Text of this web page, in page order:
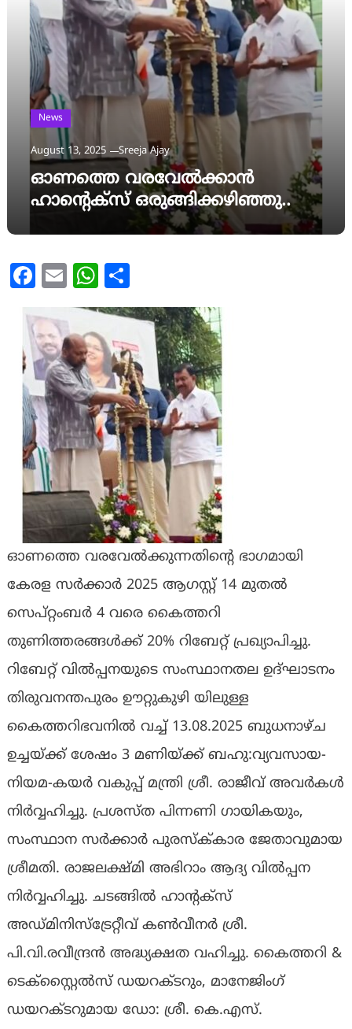
News
August 13, 2025 Sreeja Ajay
ഓണത്തെ വരവേൽക്കാൻ
ഹാന്റെക്സ് ഒരുങ്ങിക്കഴിഞ്ഞു..
Facebook
Email WhatsApp
ഓണത്തെ വരവേൽക്കുന്നതിന്റെ ഭാഗമായി
കേരള സർക്കാർ 2025 ആഗസ്റ്റ് 14 മുതൽ
സെപ്റ്റംബർ 4 വരെ കൈത്തറി
തുണിത്തരങ്ങൾക്ക് 20% റിബേറ്റ് പ്രഖ്യാപിച്ചു.
റിബേറ്റ്‌ വിൽപ്പനയുടെ സംസ്ഥാനതല ഉദ്ഘാടനം
തിരുവനന്തപുരം ഊറ്റുകുഴി യിലുള്ള
കൈത്തറിഭവനിൽ വച്ച് 13.08.2025 ബുധനാഴ്‌ച
ഉച്ചയ്ക്ക് ശേഷം 3 മണിയ്ക്ക് ബഹു:വ്യവസായ-
നിയമ-കയർ വകുപ്പ് മന്ത്രി ശ്രീ. രാജീവ് അവർകൾ
നിർവ്വഹിച്ചു. പ്രശസ്‌ത പിന്നണി ഗായികയും,
സംസ്ഥാന സർക്കാർ പുരസ്ക്‌കാര ജേതാവുമായ
ശ്രീമതി. രാജലക്ഷ്‌മി അഭിറാം ആദ്യ വിൽപ്പന
നിർവ്വഹിച്ചു. ചടങ്ങിൽ ഹാൻ്റക്‌സ്
അഡ്‌മിനിസ്ട്രേറ്റീവ് കൺവീനർ ശ്രീ.
പി.വി.രവീന്ദ്രൻ അദ്ധ്യക്ഷത വഹിച്ചു. കൈത്തറി &
ടെക്സ്റ്റൈൽസ് ഡയറക്ടറും, മാനേജിംഗ്
ഡയറക്‌ടറുമായ ഡോ: ശ്രീ. കെ.എസ്.